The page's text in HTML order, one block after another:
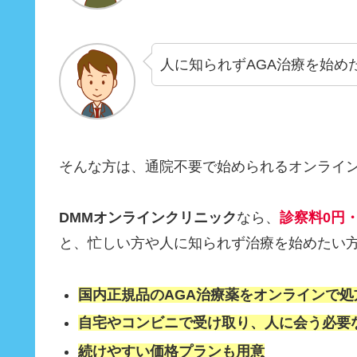
人に知られずAGA治療を始
そんな方は、通院不要で始められるオンライ
DMMオンラインクリニックなら、 診察料0円
と、忙しい方や人に知られず治療を始めたい
国内正規品のAGA治療薬をオンラインで処
自宅やコンビニで受け取り、人に会う必要
続けやすい価格プランも用意